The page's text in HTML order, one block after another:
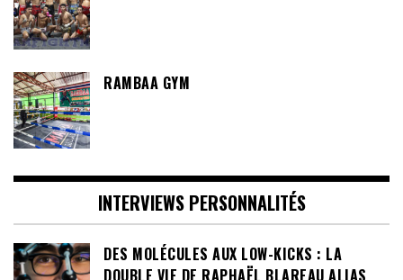
RAMBAA GYM
INTERVIEWS PERSONNALITÉS
DES MOLÉCULES AUX LOW-KICKS : LA
DOUBLE VIE DE RAPHAËL BLAREAU ALIAS